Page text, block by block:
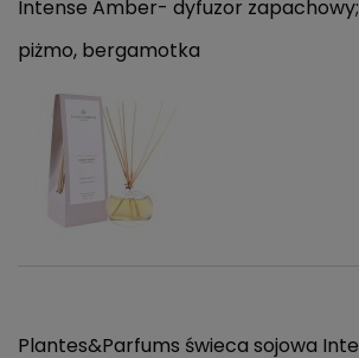
Intense Amber- dyfuzor
piżmo, bergamotka
Plantes&Parfums świeca sojowa